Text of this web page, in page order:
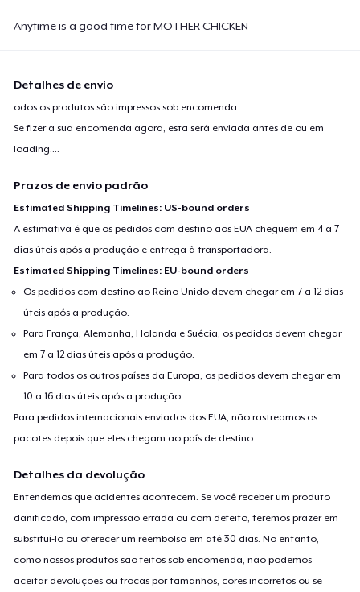
Anytime is a good time for MOTHER CHICKEN
Detalhes de envio
odos os produtos são impressos sob encomenda.
Se fizer a sua encomenda agora, esta será enviada antes de ou em
loading....
Prazos de envio padrão
Estimated Shipping Timelines: US-bound orders
A estimativa é que os pedidos com destino aos EUA cheguem em 4 a 7
dias úteis após a produção e entrega à transportadora.
Estimated Shipping Timelines: EU-bound orders
Os pedidos com destino ao Reino Unido devem chegar em 7 a 12 dias
úteis após a produção.
Para França, Alemanha, Holanda e Suécia, os pedidos devem chegar
em 7 a 12 dias úteis após a produção.
Para todos os outros países da Europa, os pedidos devem chegar em
10 a 16 dias úteis após a produção.
Para pedidos internacionais enviados dos EUA, não rastreamos os
pacotes depois que eles chegam ao país de destino.
Detalhes da devolução
Entendemos que acidentes acontecem. Se você receber um produto
danificado, com impressão errada ou com defeito, teremos prazer em
substituí-lo ou oferecer um reembolso em até 30 dias. No entanto,
como nossos produtos são feitos sob encomenda, não podemos
aceitar devoluções ou trocas por tamanhos, cores incorretos ou se